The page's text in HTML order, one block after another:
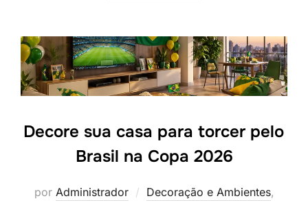
Decore sua casa para torcer pelo
Brasil na Copa 2026
por Administrador Decoração e Ambientes,